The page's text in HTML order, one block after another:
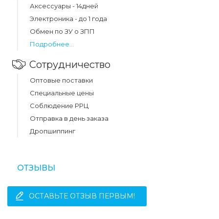
m4 5g прозрачный составляет 31 грн.
Аксессуары - 14дней
Электроника - до 1 года
Обмен по ЗУ о ЗПП
Подробнее...
Сотрудничество
Оптовые поставки
Специальные цены
Соблюдение РРЦ
Отправка в день заказа
Дропшиппинг
ОТЗЫВЫ
ОСТАВЬТЕ ОТЗЫВ ПЕРВЫМ!